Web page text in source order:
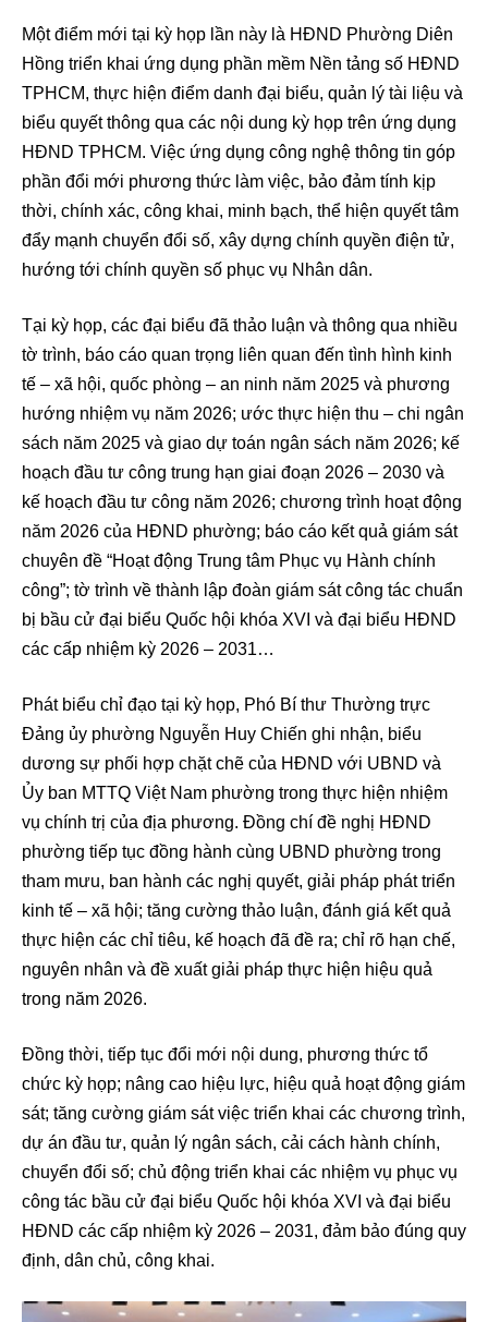
Một điểm mới tại kỳ họp lần này là HĐND Phường Diên
Hồng triển khai ứng dụng phần mềm Nền tảng số HĐND
TPHCM, thực hiện điểm danh đại biểu, quản lý tài liệu và
biểu quyết thông qua các nội dung kỳ họp trên ứng dụng
HĐND TPHCM. Việc ứng dụng công nghệ thông tin góp
phần đổi mới phương thức làm việc, bảo đảm tính kịp
thời, chính xác, công khai, minh bạch, thể hiện quyết tâm
đẩy mạnh chuyển đổi số, xây dựng chính quyền điện tử,
hướng tới chính quyền số phục vụ Nhân dân.
Tại kỳ họp, các đại biểu đã thảo luận và thông qua nhiều
tờ trình, báo cáo quan trọng liên quan đến tình hình kinh
tế – xã hội, quốc phòng – an ninh năm 2025 và phương
hướng nhiệm vụ năm 2026; ước thực hiện thu – chi ngân
sách năm 2025 và giao dự toán ngân sách năm 2026; kế
hoạch đầu tư công trung hạn giai đoạn 2026 – 2030 và
kế hoạch đầu tư công năm 2026; chương trình hoạt động
năm 2026 của HĐND phường; báo cáo kết quả giám sát
chuyên đề “Hoạt động Trung tâm Phục vụ Hành chính
công”; tờ trình về thành lập đoàn giám sát công tác chuẩn
bị bầu cử đại biểu Quốc hội khóa XVI và đại biểu HĐND
các cấp nhiệm kỳ 2026 – 2031…
Phát biểu chỉ đạo tại kỳ họp, Phó Bí thư Thường trực
Đảng ủy phường Nguyễn Huy Chiến ghi nhận, biểu
dương sự phối hợp chặt chẽ của HĐND với UBND và
Ủy ban MTTQ Việt Nam phường trong thực hiện nhiệm
vụ chính trị của địa phương. Đồng chí đề nghị HĐND
phường tiếp tục đồng hành cùng UBND phường trong
tham mưu, ban hành các nghị quyết, giải pháp phát triển
kinh tế – xã hội; tăng cường thảo luận, đánh giá kết quả
thực hiện các chỉ tiêu, kế hoạch đã đề ra; chỉ rõ hạn chế,
nguyên nhân và đề xuất giải pháp thực hiện hiệu quả
trong năm 2026.
Đồng thời, tiếp tục đổi mới nội dung, phương thức tổ
chức kỳ họp; nâng cao hiệu lực, hiệu quả hoạt động giám
sát; tăng cường giám sát việc triển khai các chương trình,
dự án đầu tư, quản lý ngân sách, cải cách hành chính,
chuyển đổi số; chủ động triển khai các nhiệm vụ phục vụ
công tác bầu cử đại biểu Quốc hội khóa XVI và đại biểu
HĐND các cấp nhiệm kỳ 2026 – 2031, đảm bảo đúng quy
định, dân chủ, công khai.